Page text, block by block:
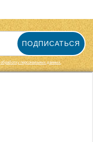
ПОДПИСАТЬСЯ
обработку персональных данных.